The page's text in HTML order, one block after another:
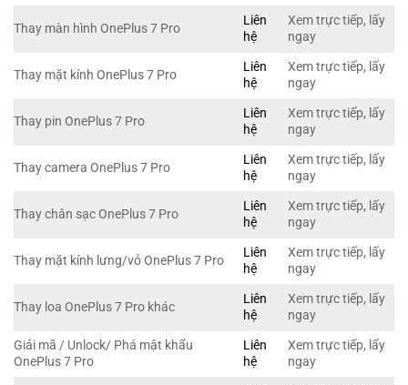
Thay màn hình OnePlus 7 Pro
Liên
hệ
Xem trực tiếp, lấy
ngay
Thay mặt kính OnePlus 7 Pro
Liên
hệ
Xem trực tiếp, lấy
ngay
Thay pin OnePlus 7 Pro
Liên
hệ
Xem trực tiếp, lấy
ngay
Thay camera OnePlus 7 Pro
Liên
hệ
Xem trực tiếp, lấy
ngay
Thay chân sạc OnePlus 7 Pro
Liên
hệ
Xem trực tiếp, lấy
ngay
Thay mặt kính lưng/vỏ OnePlus 7 Pro
Liên
hệ
Xem trực tiếp, lấy
ngay
Thay loa OnePlus 7 Pro khác
Liên
hệ
Xem trực tiếp, lấy
ngay
Giải mã / Unlock/ Phá mật khẩu
OnePlus 7 Pro
Liên
hệ
Xem trực tiếp, lấy
ngay